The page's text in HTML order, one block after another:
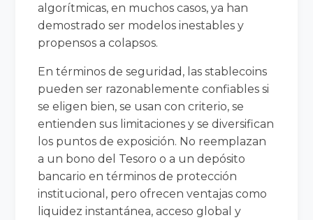
algorítmicas, en muchos casos, ya han
demostrado ser modelos inestables y
propensos a colapsos.
En términos de seguridad, las stablecoins
pueden ser razonablemente confiables si
se eligen bien, se usan con criterio, se
entienden sus limitaciones y se diversifican
los puntos de exposición. No reemplazan
a un bono del Tesoro o a un depósito
bancario en términos de protección
institucional, pero ofrecen ventajas como
liquidez instantánea, acceso global y